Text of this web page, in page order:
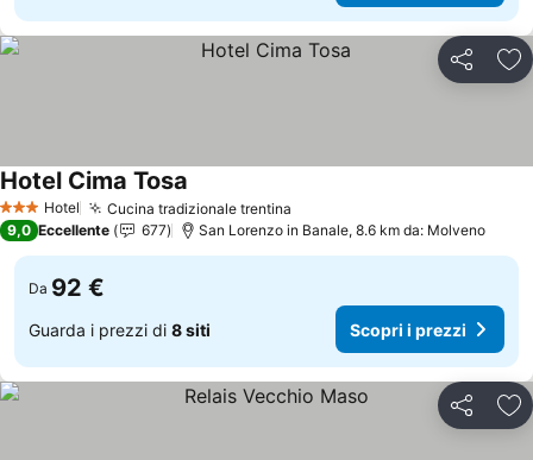
Condividi
3 StelleHotel Cucina tradizionale trentina
Hotel Cima Tosa
9,0 Eccellente 677 San Lorenzo in Banale, 8.6 km da: Molveno
Da 92 €
Guarda i prezzi di 8 siti Scopri i prezzi
Condividi